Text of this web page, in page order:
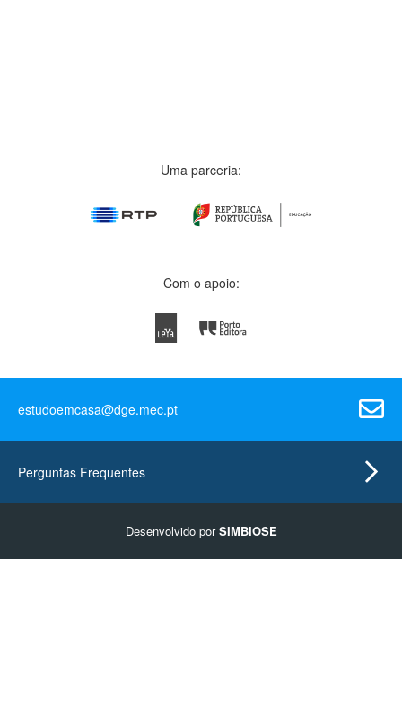
Uma parceria:
Com o apoio:
estudoemcasa@dge.mec.pt
Perguntas Frequentes
Desenvolvido porSIMBIOSE